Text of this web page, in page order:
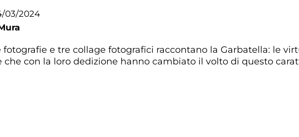
03/2024
fotografie e tre collage fotografici raccontano la Garbatella: le
che con la loro dedizione hanno cambiato il volto di questo